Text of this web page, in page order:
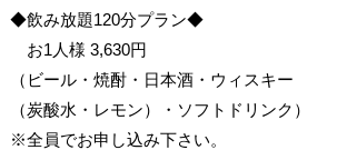
◆飲み放題120分プラン◆
お1人様 3,630円
（ビール・焼酎・日本酒・ウィスキー
（炭酸水・レモン）・ソフトドリンク）
※全員でお申し込み下さい。